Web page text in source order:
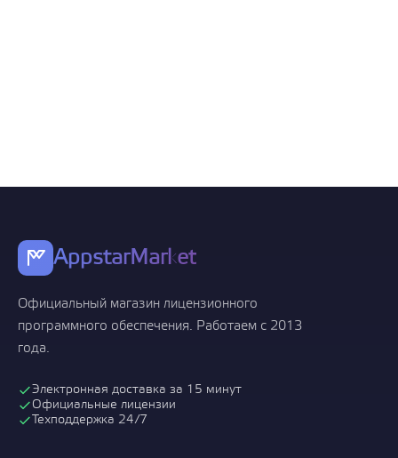
AppstarMarket
Официальный магазин лицензионного
программного обеспечения. Работаем с 2013
года.
Электронная доставка за 15 минут
Официальные лицензии
Техподдержка 24/7